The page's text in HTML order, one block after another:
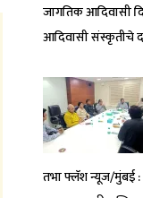
जागतिक आदिवासी
आदिवासी संस्कृतीचे
तभा फ्लॅश न्यूज/मुंबई